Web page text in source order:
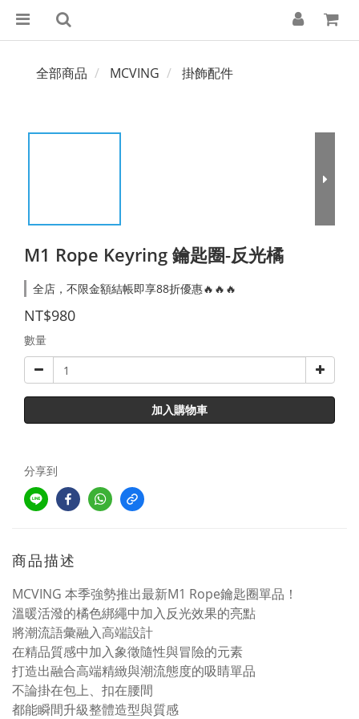
全部商品 MCVING 掛飾配件
M1 Rope Keyring 鑰匙圈-反光橘
全店，不限金額結帳即享88折優惠🔥🔥🔥
NT$980
數量
加入購物車
分享到
商品描述
MCVING 本季強勢推出最新M1 Rope鑰匙圈單品！
溫暖活潑的橘色綁繩中加入反光效果的亮點
將潮流語彙融入高端設計
在精品質感中加入象徵隨性與冒險的元素
打造出融合高端精緻與潮流態度的吸睛單品
不論掛在包上、扣在腰間
都能瞬間升級整體造型與質感